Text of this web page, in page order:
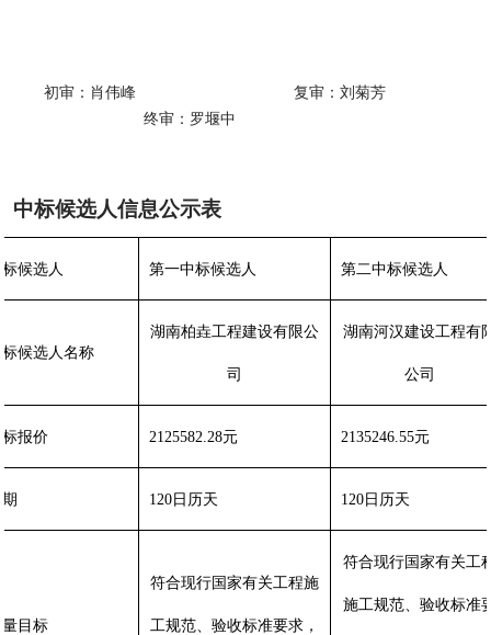
初审：肖伟峰
复审：刘菊芳
终审：罗堰中
中标候选人信息公示表
候选人 第一中标候选人 第二中标候选人
候选人名称
湖南柏垚工程建设有限公
司
湖南河汉建设工程有
公司
报价 2125582.28元 2135246.55元
120日历天 120日历天
目标
符合现行国家有关工程施
工规范、验收标准要求，
符合现行国家有关工
施工规范、验收标准